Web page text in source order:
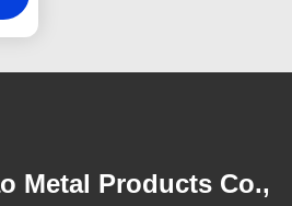
Metal Products Co.,